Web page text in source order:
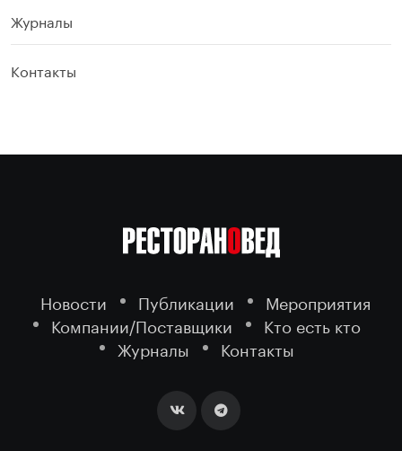
Журналы
Контакты
Новости Публикации
Мероприятия
Компании/Поставщики
Кто есть кто
Журналы
Контакты